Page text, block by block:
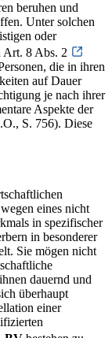
beruhen und
Unter solchen
oder
Art. 8 Abs. 2
die in ihren
auf Dauer
je nach ihrer
Aspekte der
S. 756). Diese
eines nicht
in spezifischer
in besonderer
Sie mögen nicht
dauernd und
überhaupt
einer